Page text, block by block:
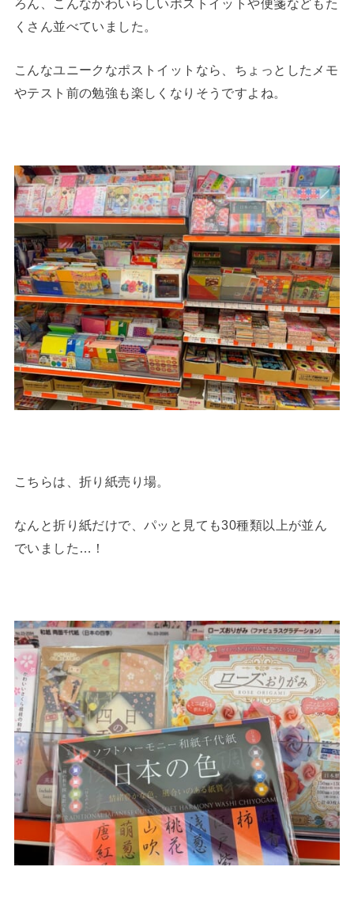
ろん、こんなかわいらしいポストイットや便箋などもた
くさん並べていました。
こんなユニークなポストイットなら、ちょっとしたメモ
やテスト前の勉強も楽しくなりそうですよね。
こちらは、折り紙売り場。
なんと折り紙だけで、パッと見ても30種類以上が並ん
でいました…！